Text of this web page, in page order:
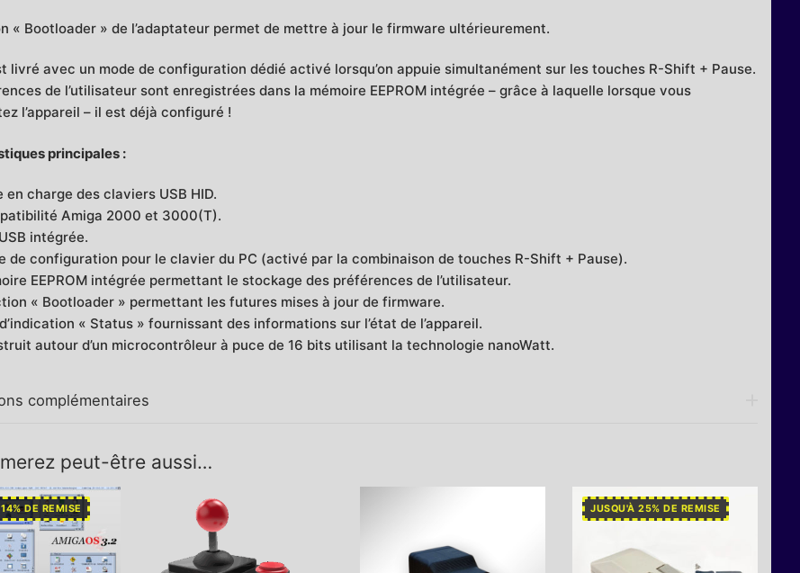
« Bootloader » de l’adaptateur permet de mettre à jour le firmware ultérieurement.
livré avec un mode de configuration dédié activé lorsqu’on appuie simultanément sur les touches R-Shift + Pause.
de l’utilisateur sont enregistrées dans la mémoire EEPROM intégrée – grâce à laquelle lorsque vous
l’appareil – il est déjà configuré !
principales :
en charge des claviers USB HID.
Amiga 2000 et 3000(T).
intégrée.
de configuration pour le clavier du PC (activé par la combinaison de touches R-Shift + Pause).
EEPROM intégrée permettant le stockage des préférences de l’utilisateur.
« Bootloader » permettant les futures mises à jour de firmware.
« Status » fournissant des informations sur l’état de l’appareil.
autour d’un microcontrôleur à puce de 16 bits utilisant la technologie nanoWatt.
complémentaires
peut-être aussi…
DE REMISE JUSQU'À 25% DE REMISE